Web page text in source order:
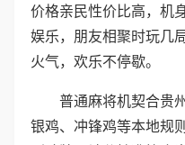
价格亲民性价比高，机
娱乐，朋友相聚时玩几
火气，欢乐不停歇。
普通麻将机契合贵
银鸡、冲锋鸡等本地规